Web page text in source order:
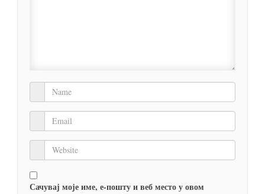
Сачувај моје име, е-пошту и веб место у овом